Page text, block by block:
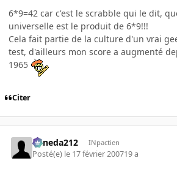
6*9=42 car c'est le scrabble qui le dit,
universelle est le produit de 6*9!!!
Cela fait partie de la culture d'un vrai
test, d'ailleurs mon score a augmenté
1965
Citer
keneda212 INpactien
Posté(e) le 17 février 200719 a